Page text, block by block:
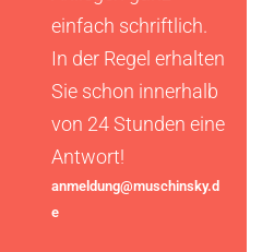
einfach schriftlich.
In der Regel erhalten
Sie schon innerhalb
von 24 Stunden eine
Antwort!
anmeldung@muschinsky.d
e​